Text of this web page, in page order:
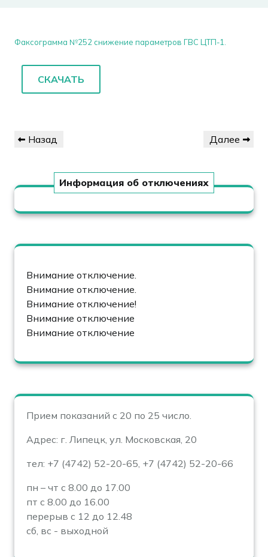
Факсограмма №252 снижение параметров ГВС ЦТП-1.
СКАЧАТЬ
по
Предыдущая
Назад
Следующая
Далее
Информация об отключениях
Внимание отключение.
Внимание отключение.
Внимание отключение!
Внимание отключение
Внимание отключение
Прием показаний с 20 по 25 число.
Адрес: г. Липецк, ул. Московская, 20
тел: +7 (4742) 52-20-65, +7 (4742) 52-20-66
пн – чт с 8.00 до 17.00
пт с 8.00 до 16.00
перерыв с 12 до 12.48
сб, вс - выходной